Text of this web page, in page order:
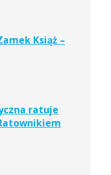
Książ –
ratuje